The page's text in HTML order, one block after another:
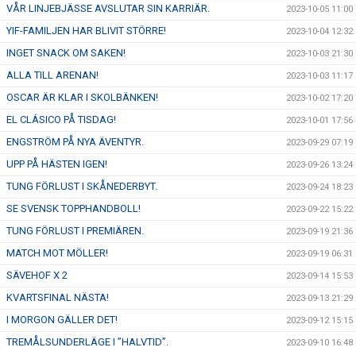
VÅR LINJEBJÄSSE AVSLUTAR SIN KARRIÄR. 2023-10-05 11:00
YIF-FAMILJEN HAR BLIVIT STÖRRE! 2023-10-04 12:32
INGET SNACK OM SAKEN! 2023-10-03 21:30
ALLA TILL ARENAN! 2023-10-03 11:17
OSCAR ÄR KLAR I SKOLBÄNKEN! 2023-10-02 17:20
EL CLÁSICO PÅ TISDAG! 2023-10-01 17:56
ENGSTRÖM PÅ NYA ÄVENTYR. 2023-09-29 07:19
UPP PÅ HÄSTEN IGEN! 2023-09-26 13:24
TUNG FÖRLUST I SKÅNEDERBYT. 2023-09-24 18:23
SE SVENSK TOPPHANDBOLL! 2023-09-22 15:22
TUNG FÖRLUST I PREMIÄREN. 2023-09-19 21:36
MATCH MOT MÖLLER! 2023-09-19 06:31
SÄVEHOF X 2 2023-09-14 15:53
KVARTSFINAL NÄSTA! 2023-09-13 21:29
I MORGON GÄLLER DET! 2023-09-12 15:15
TREMÅLSUNDERLÄGE I ”HALVTID”. 2023-09-10 16:48